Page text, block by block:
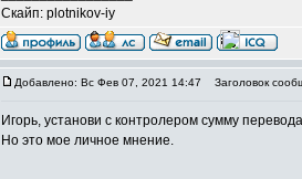
Скайп: plotnikov-iy
Добавлено: Вс Фев 07, 2021 14:47 Заголовок
Игорь, установи с контролером сумму
Но это мое личное мнение.